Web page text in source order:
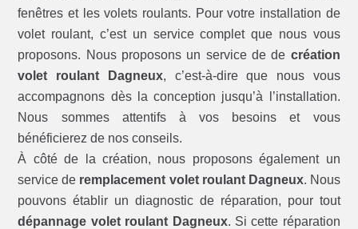
fenêtres et les volets roulants. Pour votre installation de
volet roulant, c’est un service complet que nous vous
proposons. Nous proposons un service de de création
volet roulant Dagneux, c’est-à-dire que nous vous
accompagnons dès la conception jusqu’à l’installation.
Nous sommes attentifs à vos besoins et vous
bénéficierez de nos conseils.
À côté de la création, nous proposons également un
service de remplacement volet roulant Dagneux. Nous
pouvons établir un diagnostic de réparation, pour tout
dépannage volet roulant Dagneux. Si cette réparation